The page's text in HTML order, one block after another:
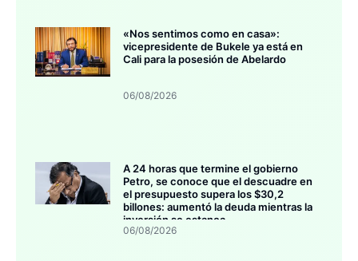
«Nos sentimos como en casa»:
vicepresidente de Bukele ya está en
Cali para la posesión de Abelardo
06/08/2026
A 24 horas que termine el gobierno
Petro, se conoce que el descuadre en
el presupuesto supera los $30,2
billones: aumentó la deuda mientras la
inversión se estanca
06/08/2026